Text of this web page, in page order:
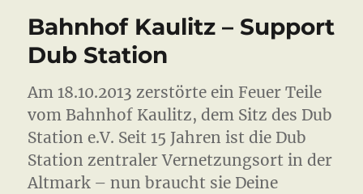
Bahnhof Kaulitz – Support
Dub Station
Am 18.10.2013 zerstörte ein Feuer Teile
vom Bahnhof Kaulitz, dem Sitz des Dub
Station e.V. Seit 15 Jahren ist die Dub
Station zentraler Vernetzungsort in der
Altmark – nun braucht sie Deine